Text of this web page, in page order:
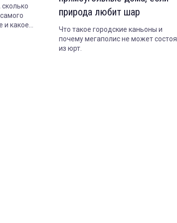
и какое
природа любит шар
Что такое городские каньоны и
почему мегаполис не может
из юрт.